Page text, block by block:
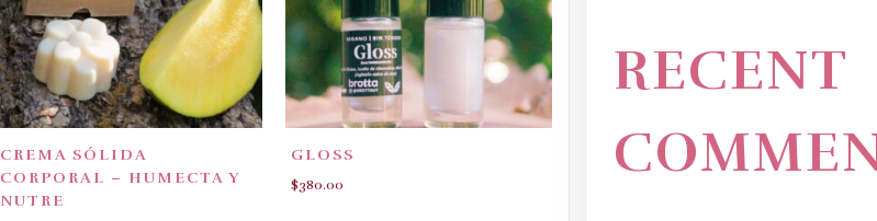
CREMA SÓLIDA
CORPORAL – HUMECTA Y
NUTRE
GLOSS
$380.00
RECENT